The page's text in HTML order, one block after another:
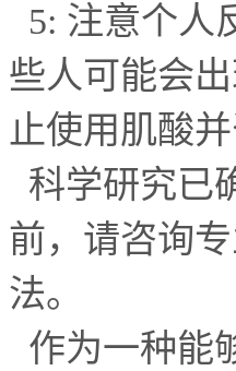
5: 注意个人
些人可能会
止使用肌酸
科学研究已
前，请咨询
法。
作为一种能